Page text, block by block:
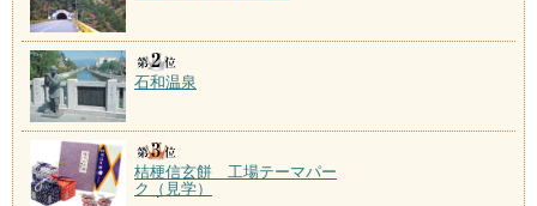
石和温泉
桔梗信玄餅 工場テーマパー
ク（見学）